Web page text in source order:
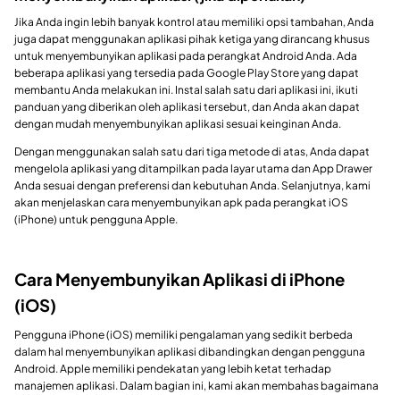
Jika Anda ingin lebih banyak kontrol atau memiliki opsi tambahan, Anda
juga dapat menggunakan aplikasi pihak ketiga yang dirancang khusus
untuk menyembunyikan aplikasi pada perangkat Android Anda. Ada
beberapa aplikasi yang tersedia pada Google Play Store yang dapat
membantu Anda melakukan ini. Instal salah satu dari aplikasi ini, ikuti
panduan yang diberikan oleh aplikasi tersebut, dan Anda akan dapat
dengan mudah menyembunyikan aplikasi sesuai keinginan Anda.
Dengan menggunakan salah satu dari tiga metode di atas, Anda dapat
mengelola aplikasi yang ditampilkan pada layar utama dan App Drawer
Anda sesuai dengan preferensi dan kebutuhan Anda. Selanjutnya, kami
akan menjelaskan cara menyembunyikan apk pada perangkat iOS
(iPhone) untuk pengguna Apple.
Cara Menyembunyikan Aplikasi di iPhone
(iOS)
Pengguna iPhone (iOS) memiliki pengalaman yang sedikit berbeda
dalam hal menyembunyikan aplikasi dibandingkan dengan pengguna
Android. Apple memiliki pendekatan yang lebih ketat terhadap
manajemen aplikasi. Dalam bagian ini, kami akan membahas bagaimana